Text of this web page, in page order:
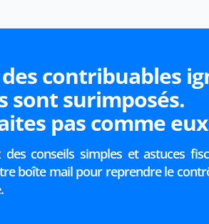
des contribuables
sont surimposés.
pas comme
des conseils simples et astuces
boîte mail pour reprendre le